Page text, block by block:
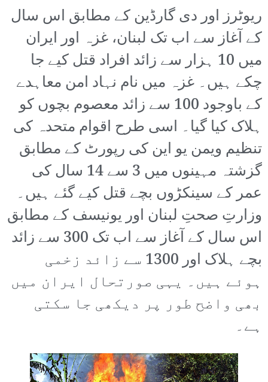
ریوٹرز اور دی گارڈین کے مطابق اس سال
کے آغاز سے اب تک لبنان، غزہ اور ایران
میں 10 ہزار سے زائد افراد قتل کیے جا
چکے ہیں۔ غزہ میں نام نہاد امن معاہدے
کے باوجود 100 سے زائد معصوم بچوں کو
ہلاک کیا گیا۔ اسی طرح اقوام متحدہ کی
تنظیم ویمن یو این کی رپورٹ کے مطابق
گزشتہ مہینوں میں 3 سے 14 سال کی
عمر کے سینکڑوں بچے قتل کیے گئے ہیں۔
وزارتِ صحتِ لبنان اور یونیسف کے مطابق
اس سال کے آغاز سے اب تک 300 سے زائد
بچے ہلاک اور 1300 سے زائد زخمی
ہوئے ہیں۔ یہی صورتحال ایران میں
بھی واضح طور پر دیکھی جا سکتی
ہے۔